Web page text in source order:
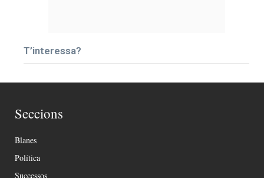
T’interessa?
Seccions
Blanes
Política
Successos